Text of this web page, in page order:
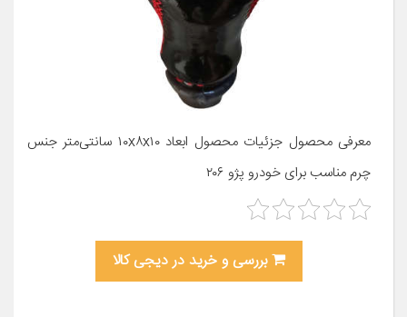
معرفی محصول جزئیات محصول ابعاد ۱۰x۸x۱۰ سانتی‌متر جنس
چرم مناسب برای خودرو پژو ۲۰۶
بررسی و خرید در دیجی کالا